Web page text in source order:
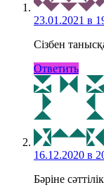
23.01.2021 в
Сізбен
Ответить
16.12.2020 в
Бәріне сәттілік